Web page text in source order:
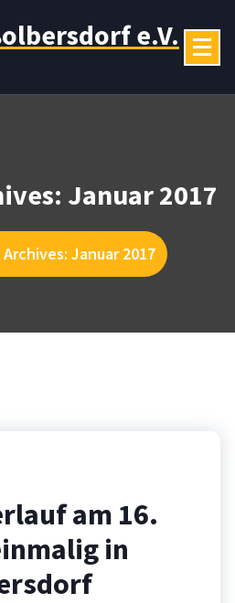
e.V.
Januar 2017
Januar 2017
am 16.
in